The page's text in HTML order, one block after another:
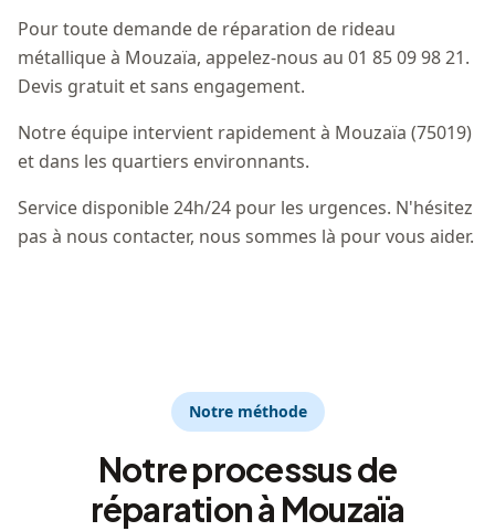
Pour toute demande de réparation de rideau
métallique à Mouzaïa, appelez-nous au 01 85 09 98 21.
Devis gratuit et sans engagement.
Notre équipe intervient rapidement à Mouzaïa (75019)
et dans les quartiers environnants.
Service disponible 24h/24 pour les urgences. N'hésitez
pas à nous contacter, nous sommes là pour vous aider.
Notre méthode
Notre processus de
réparation à Mouzaïa